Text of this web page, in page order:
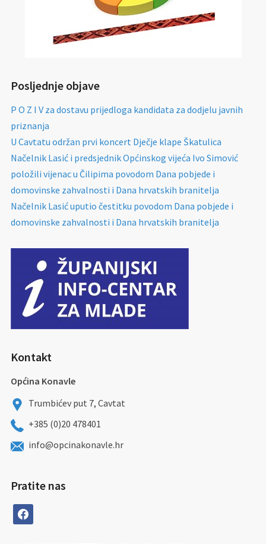
Posljednje objave
P O Z I V za dostavu prijedloga kandidata za dodjelu javnih
priznanja
U Cavtatu održan prvi koncert Dječje klape Škatulica
Načelnik Lasić i predsjednik Općinskog vijeća Ivo Simović
položili vijenac u Čilipima povodom Dana pobjede i
domovinske zahvalnosti i Dana hrvatskih branitelja
Načelnik Lasić uputio čestitku povodom Dana pobjede i
domovinske zahvalnosti i Dana hrvatskih branitelja
Kontakt
Općina Konavle
Trumbićev put 7, Cavtat
+385 (0)20 478401
info@opcinakonavle.hr
Pratite nas
facebook